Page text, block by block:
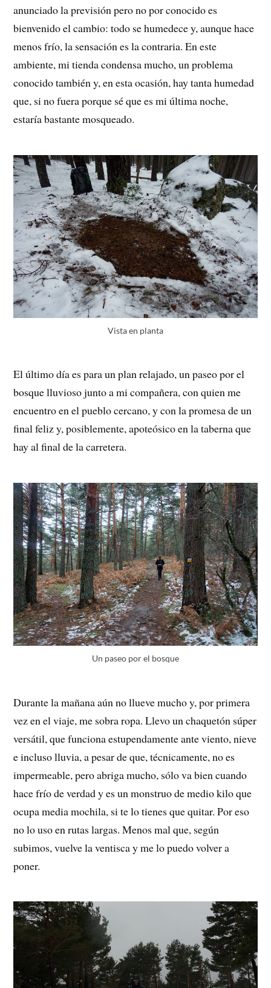
anunciado la previsión pero no por conocido es
bienvenido el cambio: todo se humedece y, aunque hace
menos frío, la sensación es la contraria. En este
ambiente, mi tienda condensa mucho, un problema
conocido también y, en esta ocasión, hay tanta humedad
que, si no fuera porque sé que es mi última noche,
estaría bastante mosqueado.
Vista en planta
El último día es para un plan relajado, un paseo por el
bosque lluvioso junto a mi compañera, con quien me
encuentro en el pueblo cercano, y con la promesa de un
final feliz y, posiblemente, apoteósico en la taberna que
hay al final de la carretera.
Un paseo por el bosque
Durante la mañana aún no llueve mucho y, por primera
vez en el viaje, me sobra ropa. Llevo un chaquetón súper
versátil, que funciona estupendamente ante viento, nieve
e incluso lluvia, a pesar de que, técnicamente, no es
impermeable, pero abriga mucho, sólo va bien cuando
hace frío de verdad y es un monstruo de medio kilo que
ocupa media mochila, si te lo tienes que quitar. Por eso
no lo uso en rutas largas. Menos mal que, según
subimos, vuelve la ventisca y me lo puedo volver a
poner.